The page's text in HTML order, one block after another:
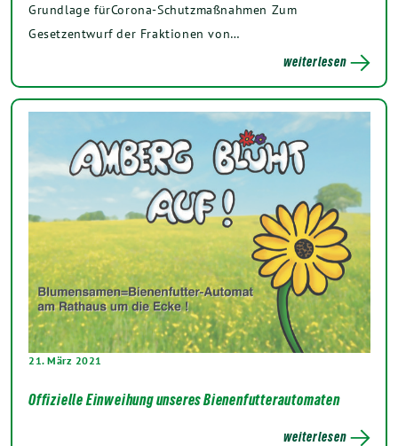
Grundlage fürCorona-Schutzmaßnahmen Zum
Gesetzentwurf der Fraktionen von…
weiterlesen
21. März 2021
Offizielle Einweihung unseres Bienenfutterautomaten
weiterlesen